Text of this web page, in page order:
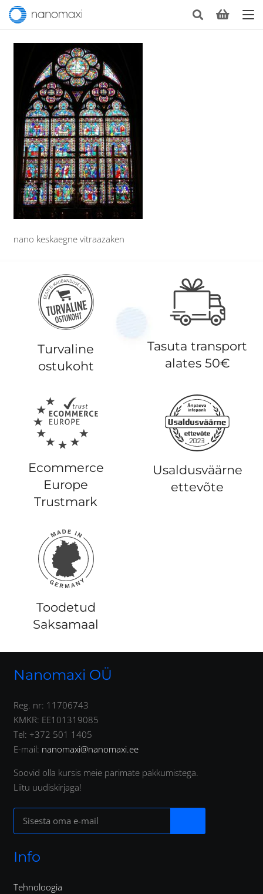
nano keskaegne vitraazaken
Turvaline
ostukoht
Tasuta transport
alates 50€
Ecommerce
Europe
Trustmark
Usaldusväärne
ettevõte
Toodetud
Saksamaal
Nanomaxi OÜ
Reg. nr: 11706743
KMKR: EE101319085
Tel: +372 501 1405
E-mail: nanomaxi@nanomaxi.ee
Soovid olla kursis meie parimate pakkumistega.
Liitu uudiskirjaga!
Info
Tehnoloogia